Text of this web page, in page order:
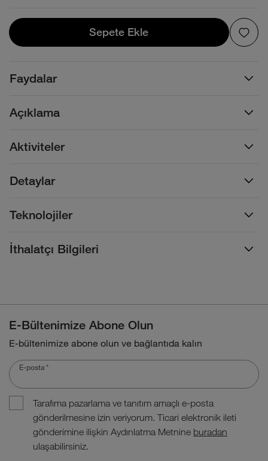
Sepete Ekle
Sepete Ekle
Açıklama
Detaylar
Aktiviteler
Faydalar
Teknolojiler
İthalatçı Bilgileri
E-Bültenimize Abone Olun
E-bültenimize abone olun ve bağlantıda kalın
E-posta *
Tarafıma pazarlama ve tanıtım amaçlı e-posta
gönderilmesine izin veriyorum. Ticari elektronik ileti
gönderimine ilişkin Aydınlatma Metnine buradan
ulaşabilirsiniz.